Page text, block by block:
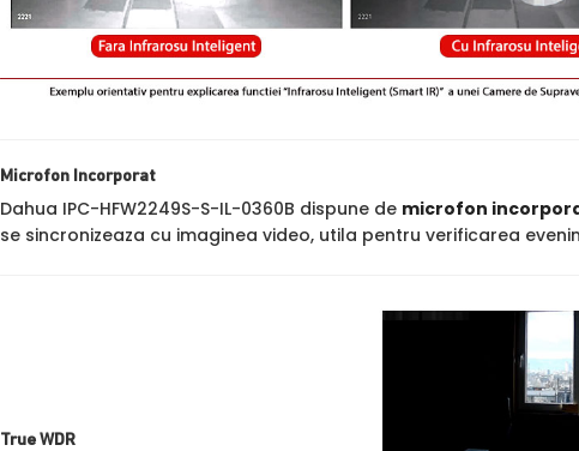
Microfon Incorporat
Dahua IPC-HFW2249S-S-IL-0360B dispune de microfon
se sincronizeaza cu imaginea video, utila pentru verificarea
True WDR